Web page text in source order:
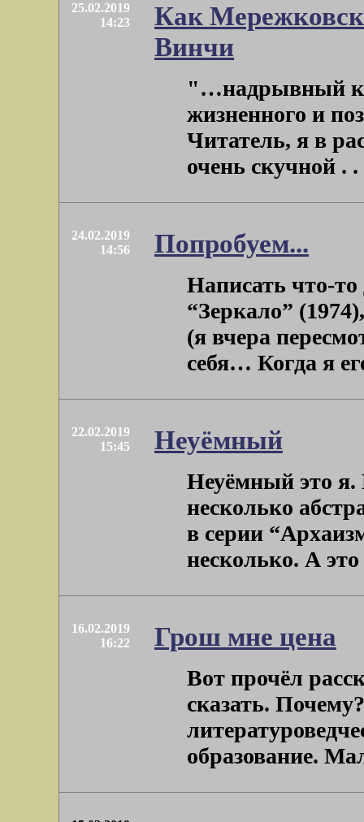
25.02.2019
14:23
Как
Винчи
"…надрывный
жизненного и
Читатель, я в
очень скучной . .
24.02.2019
14:56
Попробуем...
Написать что-
“Зеркало”
(я вчера
себя… Когда я
22.02.2019
15:45
Неуёмный
Неуёмный это я.
несколько
в серии
несколько. А это
16.02.2019
16:22
Грош мне цена
Вот прочёл
сказать.
образование.